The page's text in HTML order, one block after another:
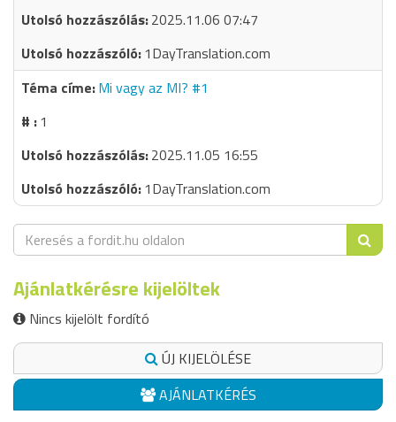
2025.11.06 07:47
1DayTranslation.com
Mi vagy az MI? #1
1
2025.11.05 16:55
1DayTranslation.com
Ajánlatkérésre kijelöltek
Nincs kijelölt fordító
ÚJ KIJELÖLÉSE
AJÁNLATKÉRÉS